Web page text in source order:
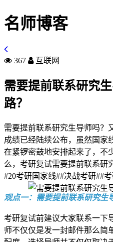
名师博客
367 互联网
需要提前联系研究
路？
需要提前联系研究生导师吗？
成绩已经陆续公布，虽然国家
在紧锣密鼓地安排起来了，不
么，考研复试需要提前联系研
#20考研国家线##决战考研##
观点一：需要提前联系研究生
考研复试前建议大家联系一下
师不仅仅是发一封邮件那么简